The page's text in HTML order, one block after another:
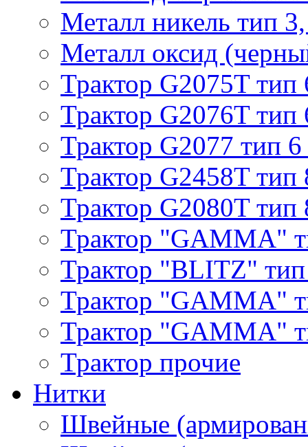
Металл никель тип
Металл оксид
Трактор G2075T тип
Трактор G2076T тип
Трактор G2077 тип 6
Трактор G2458T тип
Трактор G2080T тип
Трактор "GAMMA"
Трактор "BLITZ"
Трактор "GAMMA"
Трактор "GAMMA"
Трактор прочие
Нитки
Швейные